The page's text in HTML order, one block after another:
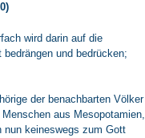
wird darin auf die
und bedrücken;
der benachbarten Völker
aus Mesopotamien,
nun keineswegs zum Gott